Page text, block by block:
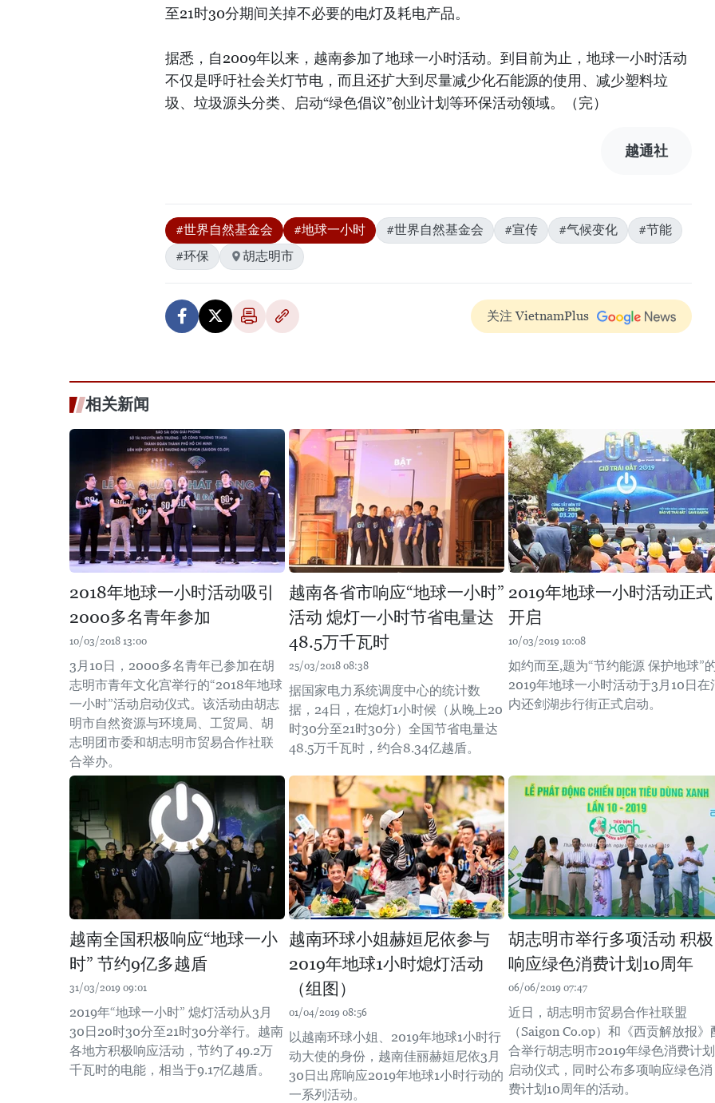
至21时30分期间关掉不必要的电灯及耗电产品。
据悉，自2009年以来，越南参加了地球一小时活动。到目前为止，地球一小时活动
不仅是呼吁社会关灯节电，而且还扩大到尽量减少化石能源的使用、减少塑料垃
圾、垃圾源头分类、启动“绿色倡议”创业计划等环保活动领域。（完）
越通社
#世界自然基金会 #地球一小时 #世界自然基金会 #宣传 #气候变化
#节能
#环保
胡志明市
关注 VietnamPlus
相关新闻
2018年地球一小时活动吸引
2000多名青年参加
10/03/2018 13:00
3月10日，2000多名青年已参加在胡
志明市青年文化宫举行的“2018年地球
一小时”活动启动仪式。该活动由胡志
明市自然资源与环境局、工贸局、胡
志明团市委和胡志明市贸易合作社联
合举办。
越南各省市响应“地球一小时”
活动 熄灯一小时节省电量达
48.5万千瓦时
25/03/2018 08:38
据国家电力系统调度中心的统计数
据，24日，在熄灯1小时候（从晚上20
时30分至21时30分）全国节省电量达
48.5万千瓦时，约合8.34亿越盾。
2019年地球一小时活动正式
开启
10/03/2019 10:08
如约而至,题为“节约能源 保护地球”
2019年地球一小时活动于3月10日在
内还剑湖步行街正式启动。
越南全国积极响应“地球一小
时” 节约9亿多越盾
31/03/2019 09:01
2019年“地球一小时” 熄灯活动从3月
30日20时30分至21时30分举行。越南
各地方积极响应活动，节约了49.2万
千瓦时的电能，相当于9.17亿越盾。
越南环球小姐赫姮尼依参与
2019年地球1小时熄灯活动
（组图）
01/04/2019 08:56
以越南环球小姐、2019年地球1小时行
动大使的身份，越南佳丽赫姮尼依3月
30日出席响应2019年地球1小时行动的
一系列活动。
胡志明市举行多项活动 积极
响应绿色消费计划10周年
06/06/2019 07:47
近日，胡志明市贸易合作社联盟
（Saigon Co.op）和《西贡解放报》
合举行胡志明市2019年绿色消费计划
启动仪式，同时公布多项响应绿色消
费计划10周年的活动。